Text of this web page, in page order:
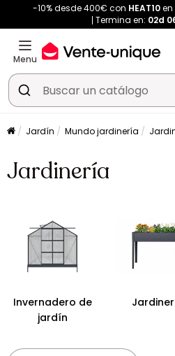
-10% desde 400€ con HEAT10en
Termina en: 02d
Menu
Jardín Mundo jardinería
Jardinería
Invernadero de
jardín